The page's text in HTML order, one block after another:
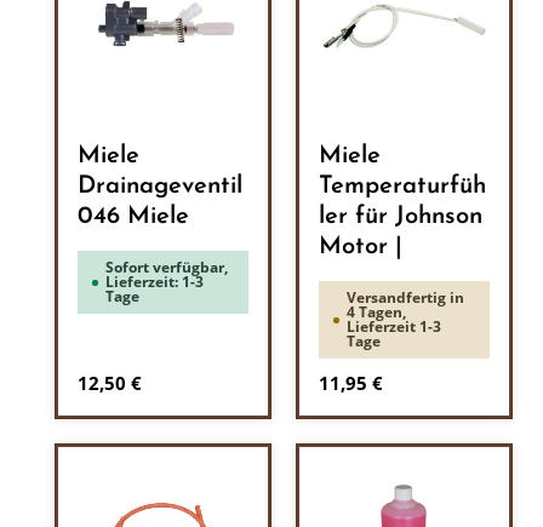
Miele
Drainageventil
046 Miele
Sofort verfügbar,
Lieferzeit: 1-3
Tage
Regulärer Preis:
12,50 €
Miele
Temperaturfüh
ler für Johnson
Motor |
Versandfertig in
4 Tagen,
Lieferzeit 1-3
Tage
Regulärer Preis:
11,95 €